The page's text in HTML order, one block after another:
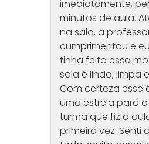
imediatamente,
minutos de aula.
na sala, a
cumprimentou e
tinha feito essa
sala é linda, limpa
Com certeza esse
uma estrela para
turma que fiz a
primeira vez. Senti